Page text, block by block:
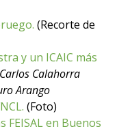
(Recorte de
y un ICAIC más
Calahorra
Arango
(Foto)
FEISAL en Buenos